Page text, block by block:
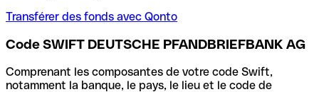
Transférer des fonds avec Qonto
Code SWIFT DEUTSCHE PFANDBRIEFBANK AG
Comprenant les composantes de votre code Swift,
notamment la banque, le pays, le lieu et le code de